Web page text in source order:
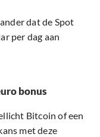
dat de Spot
per dag aan
bonus
Bitcoin of een
met deze